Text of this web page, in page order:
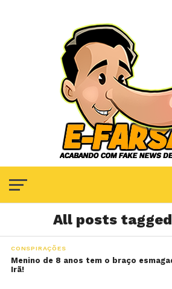
All posts
CONSPIRAÇÕES
Menino de 8 anos tem o braço
Irã!